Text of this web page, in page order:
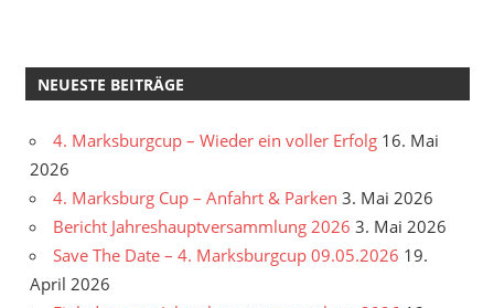
NEUESTE BEITRÄGE
4. Marksburgcup – Wieder ein voller Erfolg 16. Mai
2026
4. Marksburg Cup – Anfahrt & Parken 3. Mai 2026
Bericht Jahreshauptversammlung 2026 3. Mai 2026
Save The Date – 4. Marksburgcup 09.05.2026 19.
April 2026